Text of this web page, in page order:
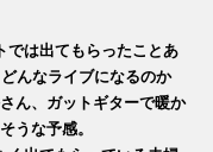
では出てもらったことあ
んなライブになるのか
ん、ガットギターで暖か
うな予感。